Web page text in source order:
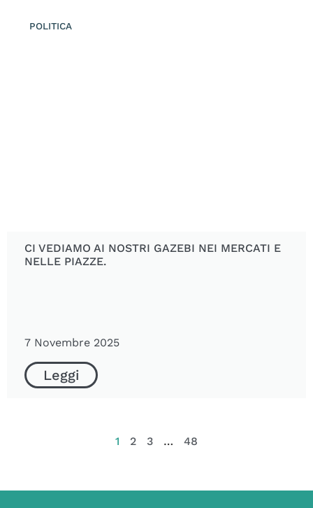
CI VEDIAMO AI NOSTRI GAZEBI NEI MERCATI E
NELLE PIAZZE.
7 Novembre 2025
Leggi
POLITICA
1 2 3 … 48